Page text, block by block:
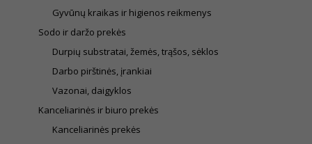
Gyvūnų kraikas ir higienos reikmenys
Sodo ir daržo prekės
Durpių substratai, žemės, trąšos, sėklos
Darbo pirštinės, įrankiai
Vazonai, daigyklos
Kanceliarinės ir biuro prekės
Kanceliarinės prekės